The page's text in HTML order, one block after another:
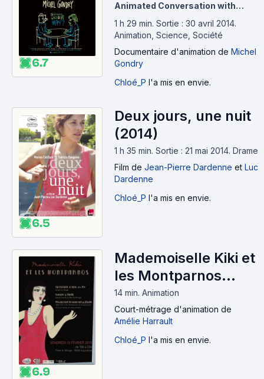
6.7
Animated Conversation with
Noam Chomsky
1 h 29 min. Sortie : 30 avril 2014.
Animation, Science, Société
Documentaire d'animation de Michel
Gondry
Chloé_P l'a mis en envie.
6.5
Deux jours, une nuit
(2014)
1 h 35 min. Sortie : 21 mai 2014. Drame
Film de Jean-Pierre Dardenne et Luc
Dardenne
Chloé_P l'a mis en envie.
6.9
Mademoiselle Kiki et
les Montparnos
(2012)
14 min. Animation
Court-métrage d'animation de
Amélie Harrault
Chloé_P l'a mis en envie.